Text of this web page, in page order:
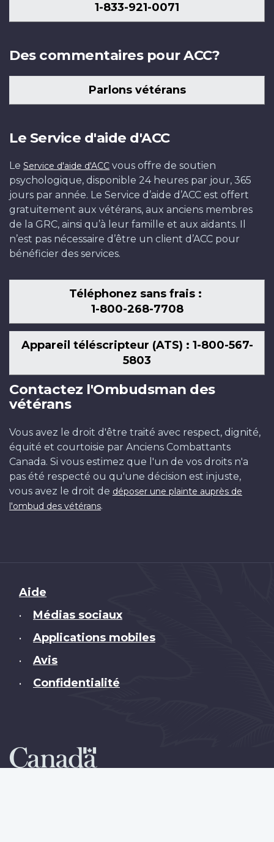
1-833-921-0071
Des commentaires pour ACC?
Parlons vétérans
Le Service d'aide d'ACC
Le Service d'aide d'ACC vous offre de soutien
psychologique, disponible 24 heures par jour, 365
jours par année. Le Service d’aide d’ACC est offert
gratuitement aux vétérans, aux anciens membres
de la GRC, ainsi qu’à leur famille et aux aidants. Il
n’est pas nécessaire d’être un client d’ACC pour
bénéficier des services.
Téléphonez sans frais :
1-800-268-7708
Appareil téléscripteur (ATS) : 1-800-567-
5803
Contactez l'Ombudsman des
vétérans
Vous avez le droit d'être traité avec respect, dignité,
équité et courtoisie par Anciens Combattants
Canada. Si vous estimez que l'un de vos droits n'a
pas été respecté ou qu'une décision est injuste,
vous avez le droit de déposer une plainte auprès de
l'ombud des vétérans.
Brand
Aide
• Médias sociaux
• Applications mobiles
• Avis
• Confidentialité